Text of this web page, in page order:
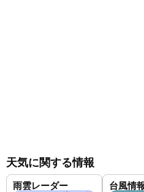
天気に関する情報
雨雲レーダー 台風情